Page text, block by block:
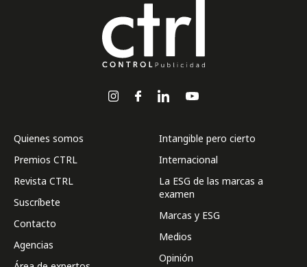
Quienes somos
Premios CTRL
Revista CTRL
Suscríbete
Contacto
Agencias
Intangible pero cierto
Internacional
La ESG de las marcas a
examen
Marcas y ESG
Medios
Opinión